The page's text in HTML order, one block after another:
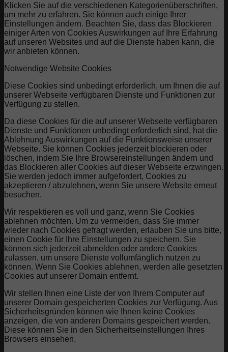
Klicken Sie auf die verschiedenen Kategorienüberschriften,
um mehr zu erfahren. Sie können auch einige Ihrer
Einstellungen ändern. Beachten Sie, dass das Blockieren
einiger Arten von Cookies Auswirkungen auf Ihre Erfahrung
auf unseren Websites und auf die Dienste haben kann, die
wir anbieten können.
Notwendige Website Cookies
Diese Cookies sind unbedingt erforderlich, um Ihnen die auf
unserer Webseite verfügbaren Dienste und Funktionen zur
Verfügung zu stellen.
Da diese Cookies für die auf unserer Webseite verfügbaren
Dienste und Funktionen unbedingt erforderlich sind, hat die
Ablehnung Auswirkungen auf die Funktionsweise unserer
Webseite. Sie können Cookies jederzeit blockieren oder
löschen, indem Sie Ihre Browsereinstellungen ändern und
das Blockieren aller Cookies auf dieser Webseite erzwingen.
Sie werden jedoch immer aufgefordert, Cookies zu
akzeptieren / abzulehnen, wenn Sie unsere Website erneut
besuchen.
Wir respektieren es voll und ganz, wenn Sie Cookies
ablehnen möchten. Um zu vermeiden, dass Sie immer
wieder nach Cookies gefragt werden, erlauben Sie uns bitte,
einen Cookie für Ihre Einstellungen zu speichern. Sie
können sich jederzeit abmelden oder andere Cookies
zulassen, um unsere Dienste vollumfänglich nutzen zu
können. Wenn Sie Cookies ablehnen, werden alle gesetzten
Cookies auf unserer Domain entfernt.
Wir stellen Ihnen eine Liste der von Ihrem Computer auf
unserer Domain gespeicherten Cookies zur Verfügung. Aus
Sicherheitsgründen können wie Ihnen keine Cookies
anzeigen, die von anderen Domains gespeichert werden.
Diese können Sie in den Sicherheitseinstellungen Ihres
Browsers einsehen.